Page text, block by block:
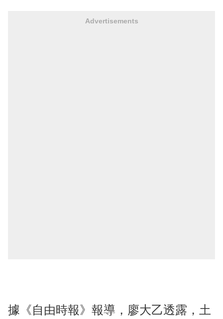
Advertisements
據《自由時報》報導，廖大乙透露，土